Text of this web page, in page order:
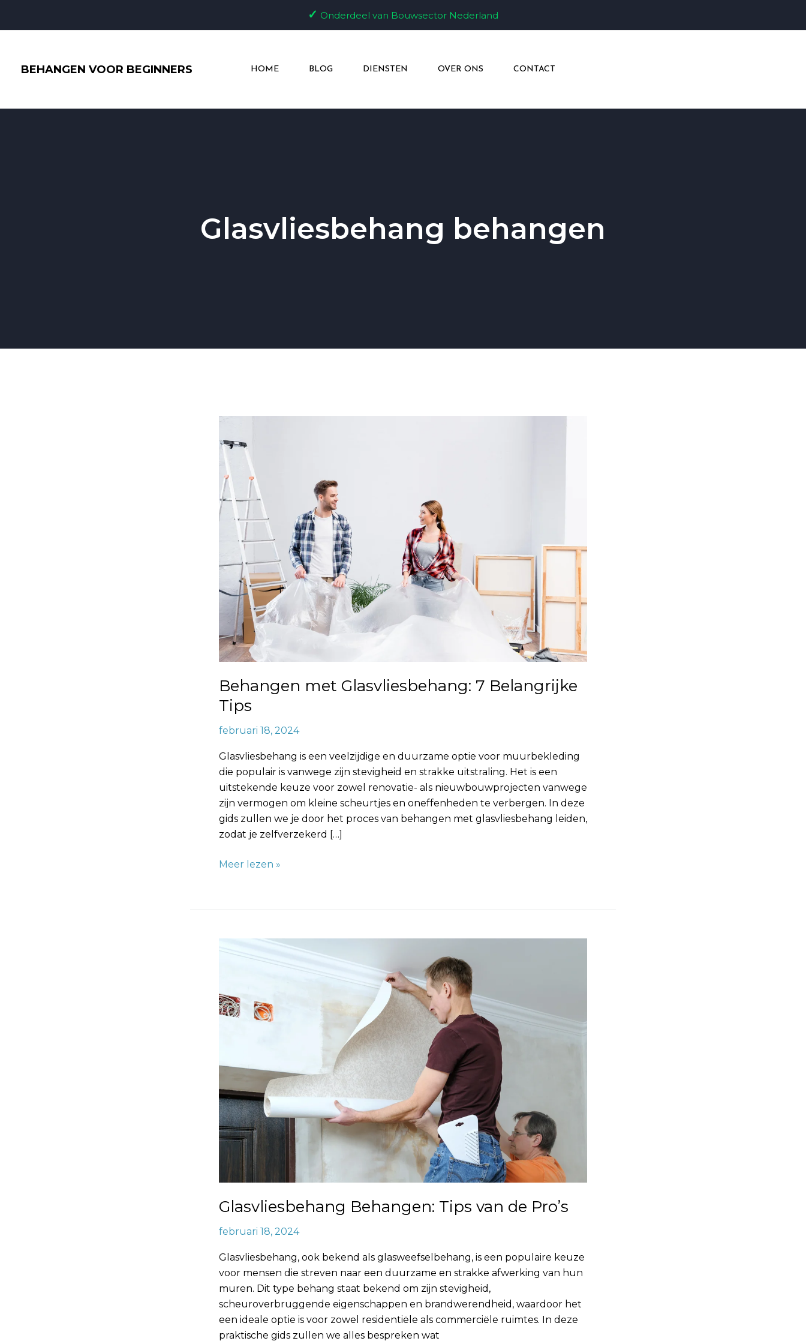
✓ Onderdeel van Bouwsector Nederland
BEHANGEN VOOR BEGINNERS HOME BLOG DIENSTEN OVER ONS CONTACT
Glasvliesbehang behangen
Behangen met Glasvliesbehang: 7 Belangrijke
Tips
februari 18, 2024
Glasvliesbehang is een veelzijdige en duurzame optie voor muurbekleding
die populair is vanwege zijn stevigheid en strakke uitstraling. Het is een
uitstekende keuze voor zowel renovatie- als nieuwbouwprojecten vanwege
zijn vermogen om kleine scheurtjes en oneffenheden te verbergen. In deze
gids zullen we je door het proces van behangen met glasvliesbehang leiden,
zodat je zelfverzekerd […]
met
Belangrijke
Tips
Meer lezen »
Glasvliesbehang Behangen: Tips van de Pro’s
februari 18, 2024
Glasvliesbehang, ook bekend als glasweefselbehang, is een populaire keuze
voor mensen die streven naar een duurzame en strakke afwerking van hun
muren. Dit type behang staat bekend om zijn stevigheid,
scheuroverbruggende eigenschappen en brandwerendheid, waardoor het
een ideale optie is voor zowel residentiële als commerciële ruimtes. In deze
praktische gids zullen we alles bespreken wat
Glasvliesbehang
Behangen:
van
de